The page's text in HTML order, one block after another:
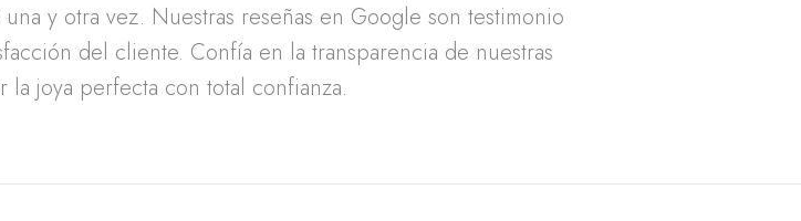
y otra vez. Nuestras reseñas en Google son testimonio
del cliente. Confía en la transparencia de nuestras
la joya perfecta con total confianza.